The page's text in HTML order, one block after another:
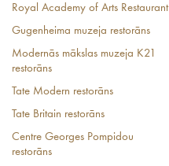
Royal Academy of Arts Restaurant
Gugenheima muzeja restorāns
Modernās mākslas muzeja K21
restorāns
Tate Modern restorāns
Tate Britain restorāns
Centre Georges Pompidou
restorāns